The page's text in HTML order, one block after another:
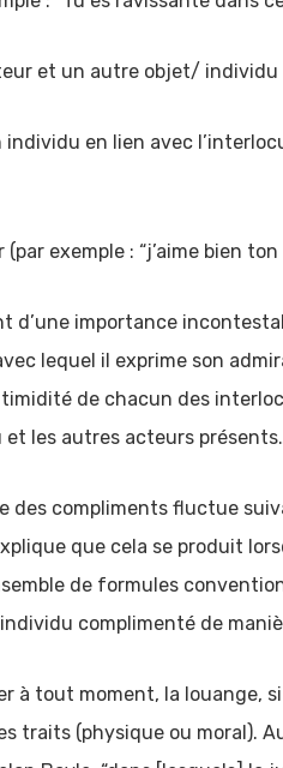
et un autre objet/ individu
en lien avec
exemple : “j’aime bien ton
importance
lequel il exprime son
de chacun des
et les autres acteurs
compliments fluctue
que cela se produit
de formules
complimenté de
à tout moment, la louange,
traits (physique ou moral).